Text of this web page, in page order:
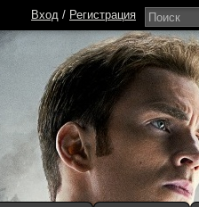
Вход / Регистрация